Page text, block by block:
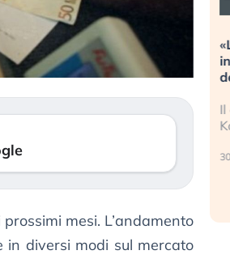
mesi. L’andamento
in diversi modi sul mercato
«La mia vita è rovinata».
in preda al panico dopo lo
della bolla AI
Il crollo della bolla AI travolge
Kospi, mentre gli investitori